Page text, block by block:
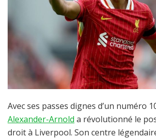
Avec ses passes dignes d’un numéro
Alexander-Arnold a révolutionné le
droit à Liverpool. Son centre